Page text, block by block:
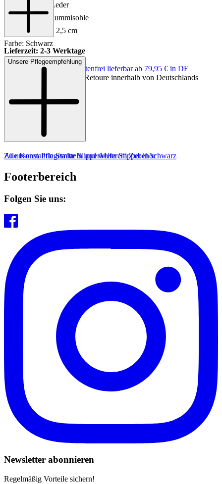
Innenmaterial: Leder
Sohle: Leder-/Gummisohle
Absatzhöhe: ca. 2,5 cm
Farbe: Schwarz
MADE IN EUROPE
Lieferzeit: 2-3 Werktage
Keine Versandkosten:
kostenfrei lieferbar ab 79,95 € in DE
Einfache und Kostenlose Retoure innerhalb von Deutschlands
Unsere Pflegeempfehlung
Zu unseren Pflegemitteln und weiterem Zubehör
Alle Konstantin Starke SlipperMehr Slipper in schwarz
Footerbereich
Folgen Sie uns:
Newsletter abonnieren
Regelmäßig Vorteile sichern!